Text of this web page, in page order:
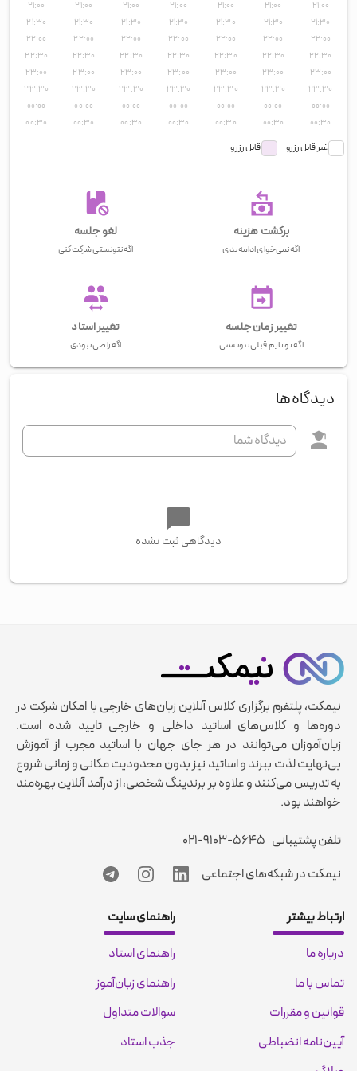
۲۱:۰۰
۲۱:۳۰
۲۲:۰۰
۲۲:۳۰
۲۳:۰۰
۲۳:۳۰
۰۰:۰۰
۰۰:۳۰
۲۱:۰۰
۲۱:۳۰
۲۲:۰۰
۲۲:۳۰
۲۳:۰۰
۲۳:۳۰
۰۰:۰۰
۰۰:۳۰
۲۱:۰۰
۲۱:۳۰
۲۲:۰۰
۲۲:۳۰
۲۳:۰۰
۲۳:۳۰
۰۰:۰۰
۰۰:۳۰
۲۱:۰۰
۲۱:۳۰
۲۲:۰۰
۲۲:۳۰
۲۳:۰۰
۲۳:۳۰
۰۰:۰۰
۰۰:۳۰
۲۱:۰۰
۲۱:۳۰
۲۲:۰۰
۲۲:۳۰
۲۳:۰۰
۲۳:۳۰
۰۰:۰۰
۰۰:۳۰
۲۱:۰۰
۲۱:۳۰
۲۲:۰۰
۲۲:۳۰
۲۳:۰۰
۲۳:۳۰
۰۰:۰۰
۰۰:۳۰
۲۱:۰۰
۲۱:۳۰
۲۲:۰۰
۲۲:۳۰
۲۳:۰۰
۲۳:۳۰
۰۰:۰۰
۰۰:۳۰
غیر قابل رزرو
قابل رزرو
برگشت هزینه
اگه نمی‌خوای ادامه بدی
لغو جلسه
اگه نتونستی شرکت کنی
تغییر زمان جلسه
اگه تو تایم قبلی نتونستی
تغییر استاد
اگه راضی نبودی
دیدگاه‌ها
دیدگاهی ثبت نشده
نیمکت، پلتفرم برگزاری کلاس آنلاین زبان‌های خارجی با امکان شرکت در
دوره‌ها و کلاس‌های اساتید داخلی و خارجی تایید شده است.
زبان‌آموزان می‌توانند در هر جای جهان با اساتید مجرب از آموزش
بی‌نهایت لذت ببرند و اساتید نیز بدون محدودیت مکانی و زمانی شروع
به تدریس می‌کنند و علاوه بر برندینگ شخصی، از درآمد آنلاین بهره‌مند
خواهند بود.
تلفن پشتیبانی ۰۲۱-۹۱۰۳-۵۶۴۵
نیمکت در شبکه‌های اجتماعی
ارتباط بیشتر
درباره ما
تماس با ما
قوانین و مقررات
آیین‌نامه انضباطی
راهنمای سایت
راهنمای استاد
راهنمای زبان‌آموز
سوالات متداول
جذب استاد